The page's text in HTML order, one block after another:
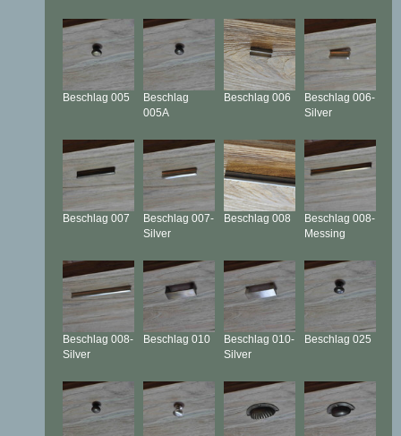
Beschlag 005
Beschlag
005A
Beschlag 006 Beschlag 006-
Silver
Beschlag 007 Beschlag 007-
Silver
Beschlag 008 Beschlag 008-
Messing
Beschlag 008-
Silver
Beschlag 010 Beschlag 010-
Silver
Beschlag 025